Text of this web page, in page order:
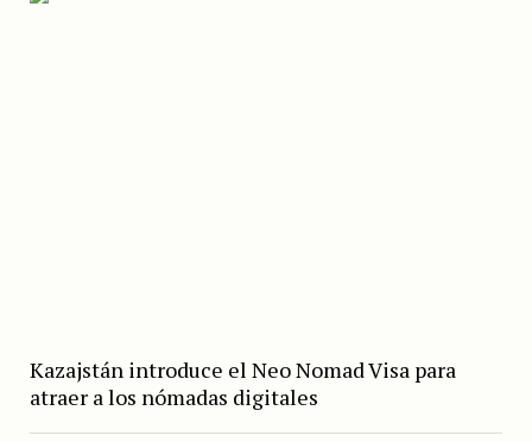
Kazajstán introduce el Neo Nomad Visa para
atraer a los nómadas digitales